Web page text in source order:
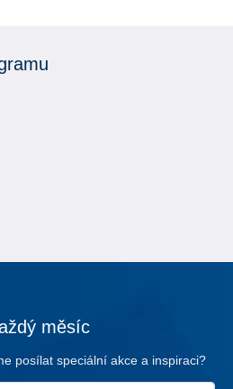
měsíc
posílat speciální akce a inspiraci?